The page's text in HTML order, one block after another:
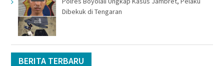
Dibekuk di Tengaran
BERITA TERBARU